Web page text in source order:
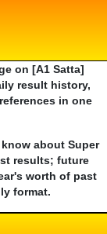
on [A1 Satta]
result history,
in one
about Super
results; future
worth of past
format.